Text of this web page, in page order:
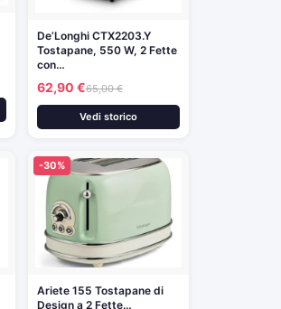
De’Longhi CTX2203.Y
Tostapane, 550 W, 2 Fette
con…
62,90 €65,00 €
Vedi storico
-30%
Ariete 155 Tostapane di
Design a 2 Fette…